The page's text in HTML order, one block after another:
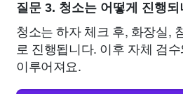
질문 3. 청소는 어떻게 진행되
청소는 하자 체크 후, 화장실,
로 진행됩니다. 이후 자체 검
이루어져요.